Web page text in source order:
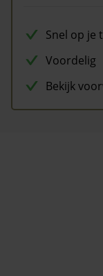
Snel op je
Voordelig
Bekijk